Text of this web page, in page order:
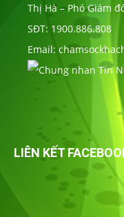
Thị Hà – Phó Giám
SĐT: 1900.886.808
Email:
LIÊN KẾT